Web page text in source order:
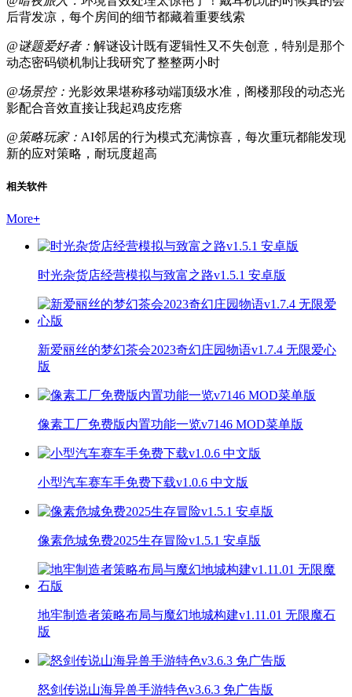
后背发凉，每个房间的细节都藏着重要线索
@谜题爱好者： 解谜设计既有逻辑性又不失创意，特别是那个
动态密码锁机制让我研究了整整两小时
@场景控： 光影效果堪称移动端顶级水准，阁楼那段的动态光
影配合音效直接让我起鸡皮疙瘩
@策略玩家： AI邻居的行为模式充满惊喜，每次重玩都能发现
新的应对策略，耐玩度超高
相关软件
More+
时光杂货店经营模拟与致富之路v1.5.1 安卓版
新爱丽丝的梦幻茶会2023奇幻庄园物语v1.7.4 无限爱心
版
像素工厂免费版内置功能一览v7146 MOD菜单版
小型汽车赛车手免费下载v1.0.6 中文版
像素危城免费2025生存冒险v1.5.1 安卓版
地牢制造者策略布局与魔幻地城构建v1.11.01 无限魔石
版
怒剑传说山海异兽手游特色v3.6.3 免广告版